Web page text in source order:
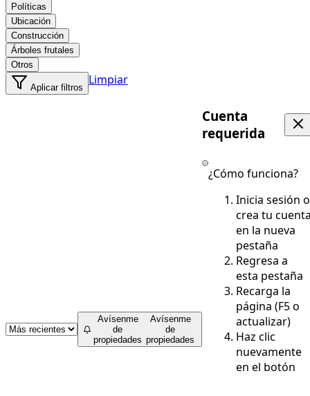
Políticas
Ubicación
Construcción
Árboles frutales
Otros
Aplicar filtros
Limpiar
Avísenme
de
propiedades
Avísenme
de
propiedades
Cuenta
requerida
¿Cómo funciona?
Inicia sesión o
crea tu
en la nueva
pestaña
Regresa a
esta pestaña
Recarga la
página (F5 o
actualizar)
Haz clic
nuevamente
en el botón